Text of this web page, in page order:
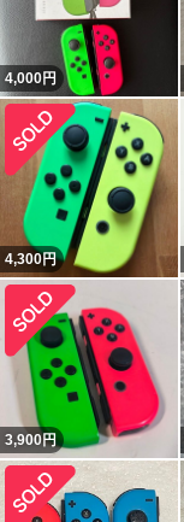
4,000円
4,300円
3,900円